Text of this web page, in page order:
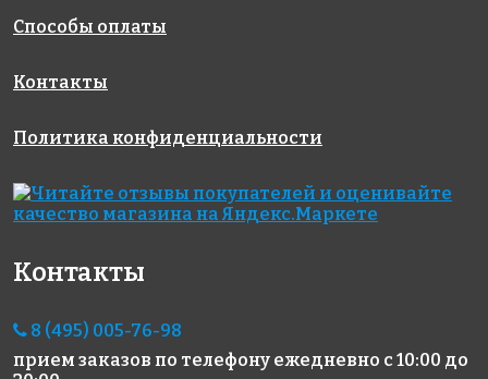
Rose G 16
327x327 327x327
1348 руб./м²
Rose A 108(2)
3919 руб./м²
Golden Effect
Rose WA 15
Способы оплаты
Контакты
Политика конфиденциальности
Контакты
8 (495) 005-76-98
прием заказов по телефону ежедневно с 10:00 до